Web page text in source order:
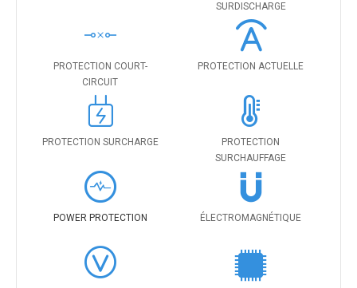
SURDISCHARGE
PROTECTION COURT-
CIRCUIT
PROTECTION ACTUELLE
PROTECTION SURCHARGE
PROTECTION
SURCHAUFFAGE
POWER PROTECTION ÉLECTROMAGNÉTIQUE